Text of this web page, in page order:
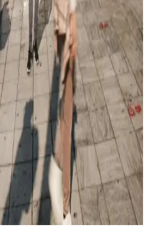
2023 Güncel ve Kullanıcı
çeşitli özelliklere sahip telefon modelleriyle
Güncel modeller, yüksek
pil ömrü ve gelişmiş kamera özellikleri
Samsung Galaxy A15 Akıllı
Karşılaştırması
Galaxy A15 modellerinin tasarım,
ömrü gibi özelliklerini karşılaştırıyoruz.
daha uygun? Detaylar burada.
Bilgisayarlarının
Marka Hangi Kullanıcı İçin
ve oyun odaklı, Casper ise uygun fiyatlı
öne çıkar. Hangi markanın sizin
öğrenin.